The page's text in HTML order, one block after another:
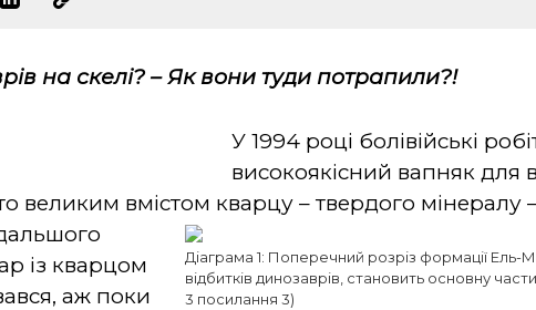
на скелі? – Як вони туди потрапили?!
У 1994 році болівійські
високоякісний вапняк для
великим вмістом кварцу – твердого мінералу
Діаграма 1: Поперечний розріз формації Ель-
відбитків динозаврів, становить основну
3 посилання 3)
із кварцом
аж поки